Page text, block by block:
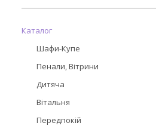
Каталог
Шафи-Купе
Пенали, Вітрини
Дитяча
Вітальня
Передпокій